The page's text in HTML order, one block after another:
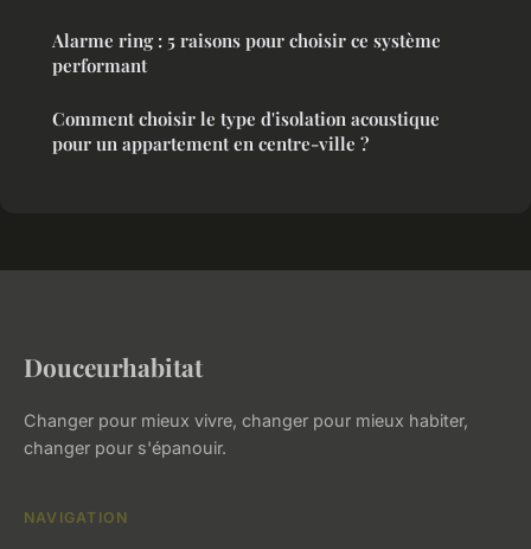
Alarme ring : 5 raisons pour choisir ce système
performant
Comment choisir le type d'isolation acoustique
pour un appartement en centre-ville ?
Douceurhabitat
Changer pour mieux vivre, changer pour mieux habiter,
changer pour s'épanouir.
NAVIGATION